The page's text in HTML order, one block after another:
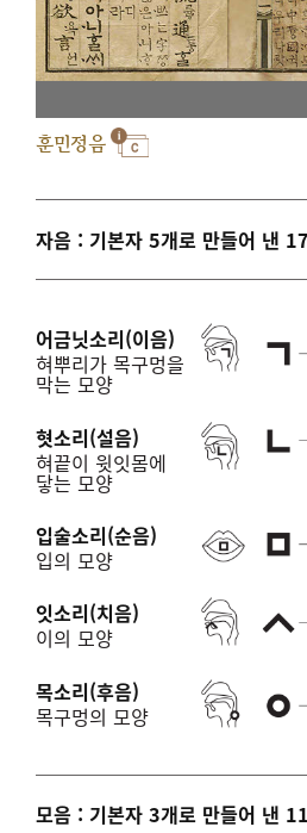
훈민정음
자음 : 기본자 5개로 만들어 낸
어금닛소리(이음)
혀뿌리가 목구멍을
막는 모양
혓소리(설음)
혀끝이 윗잇몸에
닿는 모양
입술소리(순음)
입의 모양
잇소리(치음)
이의 모양
목소리(후음)
목구멍의 모양
모음 : 기본자 3개로 만들어 낸